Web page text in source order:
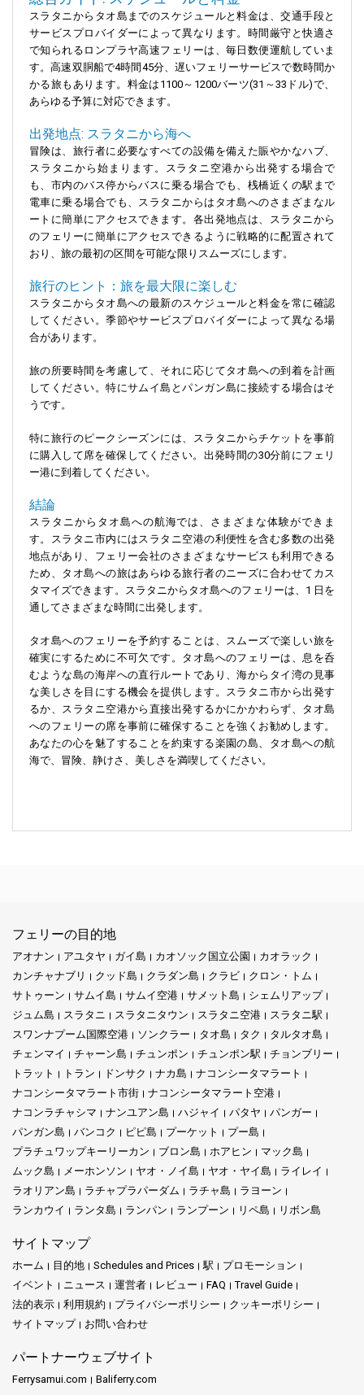
スラタニからタオ島までのスケジュールと料金は、交通手段と
サービスプロバイダーによって異なります。時間厳守と快適さ
で知られるロンプラヤ高速フェリーは、毎日数便運航していま
す。高速双胴船で4時間45分、遅いフェリーサービスで数時間か
かる旅もあります。料金は1100～1200バーツ(31～33ドル)で、
あらゆる予算に対応できます。
出発地点: スラタニから海へ
冒険は、旅行者に必要なすべての設備を備えた賑やかなハブ、
スラタニから始まります。スラタニ空港から出発する場合で
も、市内のバス停からバスに乗る場合でも、桟橋近くの駅まで
電車に乗る場合でも、スラタニからはタオ島へのさまざまなル
ートに簡単にアクセスできます。各出発地点は、スラタニから
のフェリーに簡単にアクセスできるように戦略的に配置されて
おり、旅の最初の区間を可能な限りスムーズにします。
旅行のヒント：旅を最大限に楽しむ
スラタニからタオ島への最新のスケジュールと料金を常に確認
してください。季節やサービスプロバイダーによって異なる場
合があります。
旅の所要時間を考慮して、それに応じてタオ島への到着を計画
してください。特にサムイ島とパンガン島に接続する場合はそ
うです。
特に旅行のピークシーズンには、スラタニからチケットを事前
に購入して席を確保してください。出発時間の30分前にフェリ
ー港に到着してください。
結論
スラタニからタオ島への航海では、さまざまな体験ができま
す。スラタニ市内にはスラタニ空港の利便性を含む多数の出発
地点があり、フェリー会社のさまざまなサービスも利用できる
ため、タオ島への旅はあらゆる旅行者のニーズに合わせてカス
タマイズできます。スラタニからタオ島へのフェリーは、1 日を
通してさまざまな時間に出発します。
タオ島へのフェリーを予約することは、スムーズで楽しい旅を
確実にするために不可欠です。タオ島へのフェリーは、息を呑
むような島の海岸への直行ルートであり、海からタイ湾の見事
な美しさを目にする機会を提供します。スラタニ市から出発す
るか、スラタニ空港から直接出発するかにかかわらず、タオ島
へのフェリーの席を事前に確保することを強くお勧めします。
あなたの心を魅了することを約束する楽園の島、タオ島への航
海で、冒険、静けさ、美しさを満喫してください。
フェリーの目的地
アオナン アユタヤ ガイ島 カオソック国立公園
カオラック
カンチャナブリ
クッド島 クラダン島 クラビ
クロン・トム
サトゥーン
サムイ島 サムイ空港 サメット島
シェムリアップ
ジュム島
スラタニ スラタニタウン スラタニ空港
スラタニ駅
スワンナプーム国際空港
ソンクラー タオ島 タク
タルタオ島
チェンマイ
チャーン島 チュンポン チュンポン駅
チョンブリー
トラット
トラン ドンサク ナカ島
ナコンシータマラート
ナコンシータマラート市街
ナコンシータマラート空港
ナコンラチャシマ
ナンユアン島 ハジャイ パタヤ
パンガー
パンガン島
バンコク ピピ島 プーケット
プー島
プラチュワップキーリーカン
ブロン島 ホアヒン
マック島
ムック島
メーホンソン ヤオ・ノイ島 ヤオ・ヤイ島
ライレイ
ラオリアン島
ラチャプラパーダム ラチャ島
ラヨーン
ランカウイ
ランタ島 ランパン ランプーン リペ島 リボン島
サイトマップ
ホーム 目的地 Schedules and Prices 駅
プロモーション
イベント
ニュース 運営者 レビュー FAQ
Travel Guide
法的表示
利用規約 プライバシーポリシー
クッキーポリシー
サイトマップ
お問い合わせ
パートナーウェブサイト
Ferrysamui.com Baliferry.com